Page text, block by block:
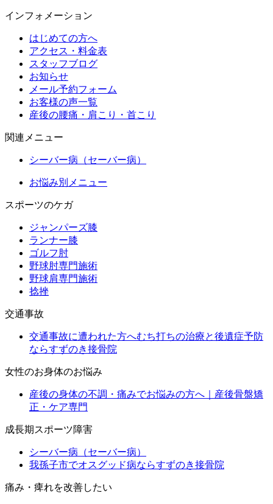
インフォメーション
はじめての方へ
アクセス・料金表
スタッフブログ
お知らせ
メール予約フォーム
お客様の声一覧
産後の腰痛・肩こり・首こり
関連メニュー
シーバー病（セーバー病）
お悩み別メニュー
スポーツのケガ
ジャンパーズ膝
ランナー膝
ゴルフ肘
野球肘専門施術
野球肩専門施術
捻挫
交通事故
交通事故に遭われた方へむち打ちの治療と後遺症予防
ならすずのき接骨院
女性のお身体のお悩み
産後の身体の不調・痛みでお悩みの方へ｜産後骨盤矯
正・ケア専門
成長期スポーツ障害
シーバー病（セーバー病）
我孫子市でオスグッド病ならすずのき接骨院
痛み・痺れを改善したい